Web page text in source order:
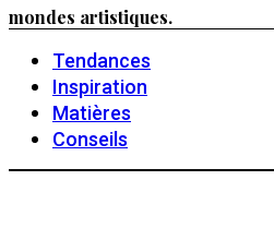
mondes artistiques.
Tendances
Inspiration
Matières
Conseils